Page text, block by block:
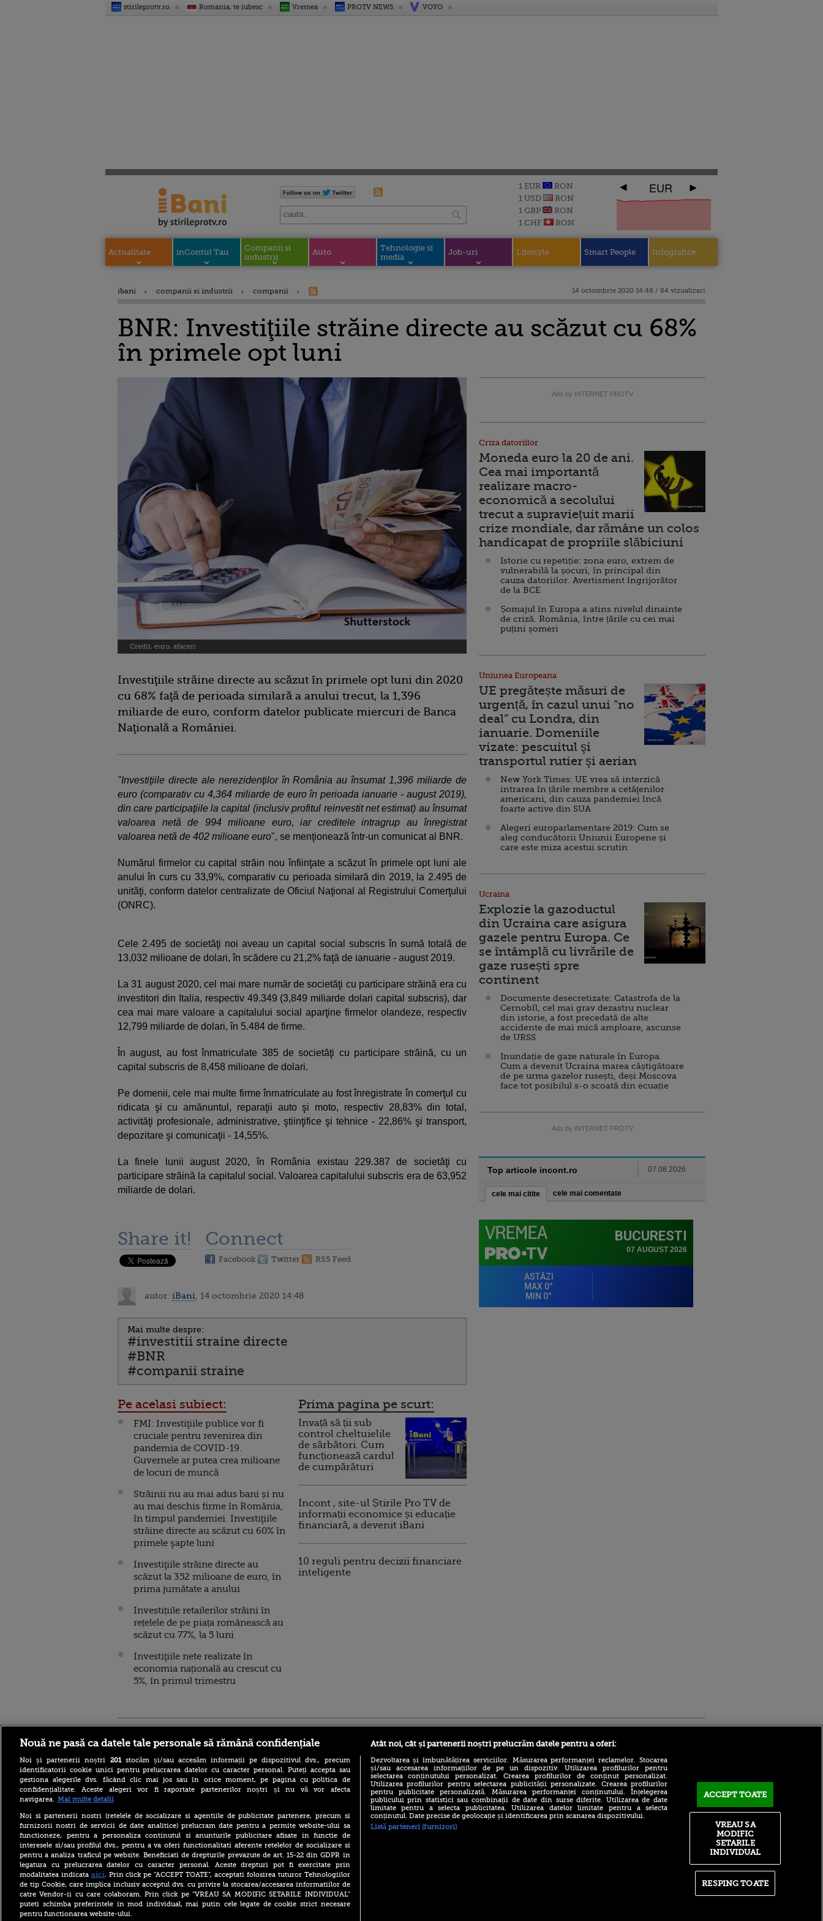
stirileprotv.ro Romania, te iubesc Vremea PROTV NEWS VOYO
1 EUR
RON
1 USD
RON
1 GBP
RON
1 CHF
RON
EUR
Actualitate inContul Tau
Companii si
industrii
Auto
Tehnologie si
media
Job-uri Lifestyle Smart People Infografice
ibani companii si industrii companii 14 octombrie 2020 14:48 / 84 vizualizari
BNR: Investiţiile străine directe au scăzut cu 68%
în primele opt luni
Credit, euro, afaceri
Investiţiile străine directe au scăzut în primele opt luni din 2020
cu 68% faţă de perioada similară a anului trecut, la 1,396
miliarde de euro, conform datelor publicate miercuri de Banca
Naţională a României.
"Investiţiile directe ale nerezidenţilor în România au însumat 1,396 miliarde de
euro (comparativ cu 4,364 miliarde de euro în perioada ianuarie - august 2019),
din care participaţiile la capital (inclusiv profitul reinvestit net estimat) au însumat
valoarea netă de 994 milioane euro, iar creditele intragrup au înregistrat
valoarea netă de 402 milioane euro", se menţionează într-un comunicat al BNR.
Numărul firmelor cu capital străin nou înfiinţate a scăzut în primele opt luni ale
anului în curs cu 33,9%, comparativ cu perioada similară din 2019, la 2.495 de
unităţi, conform datelor centralizate de Oficiul Naţional al Registrului Comerţului
(ONRC).
Cele 2.495 de societăţi noi aveau un capital social subscris în sumă totală de
13,032 milioane de dolari, în scădere cu 21,2% faţă de ianuarie - august 2019.
La 31 august 2020, cel mai mare număr de societăţi cu participare străină era cu
investitori din Italia, respectiv 49.349 (3,849 miliarde dolari capital subscris), dar
cea mai mare valoare a capitalului social aparţine firmelor olandeze, respectiv
12,799 miliarde de dolari, în 5.484 de firme.
În august, au fost înmatriculate 385 de societăţi cu participare străină, cu un
capital subscris de 8,458 milioane de dolari.
Pe domenii, cele mai multe firme înmatriculate au fost înregistrate în comerţul cu
ridicata şi cu amănuntul, reparaţii auto şi moto, respectiv 28,83% din total,
activităţi profesionale, administrative, ştiinţifice şi tehnice - 22,86% şi transport,
depozitare şi comunicaţii - 14,55%.
La finele lunii august 2020, în România existau 229.387 de societăţi cu
participare străină la capitalul social. Valoarea capitalului subscris era de 63,952
miliarde de dolari.
Share it! Connect
Facebook Twitter RSS Feed
autor: iBani , 14 octombrie 2020 14:48
Mai multe despre:
#investitii straine directe
#BNR
#companii straine
Pe acelasi subiect:
FMI: Investiţiile publice vor fi
cruciale pentru revenirea din
pandemia de COVID-19.
Guvernele ar putea crea milioane
de locuri de muncă
Străinii nu au mai adus bani și nu
au mai deschis firme în România,
în timpul pandemiei. Investiţiile
străine directe au scăzut cu 60% în
primele şapte luni
Investiţiile străine directe au
scăzut la 352 milioane de euro, în
prima jumătate a anului
Investițiile retailerilor străini în
rețelele de pe piața românească au
scăzut cu 77%, la 5 luni
Investiţiile nete realizate în
economia națională au crescut cu
5%, în primul trimestru
Prima pagina pe scurt:
Invață să ții sub
control cheltuielile
de sărbători. Cum
funcționează cardul
de cumpărături
Incont , site-ul Știrile Pro TV de
informații economice și educație
financiară, a devenit iBani
10 reguli pentru decizii financiare
inteligente
Ads by INTERNET PROTV
Criza datoriilor
Moneda euro la 20 de ani.
Cea mai importantă
realizare macro-
economică a secolului
trecut a supraviețuit marii
crize mondiale, dar rămâne un colos
handicapat de propriile slăbiciuni
Istorie cu repetiție: zona euro, extrem de
vulnerabilă la șocuri, în principal din
cauza datoriilor. Avertisment îngrijorător
de la BCE
Șomajul în Europa a atins nivelul dinainte
de criză. România, între țările cu cei mai
puțini șomeri
Uniunea Europeana
UE pregătește măsuri de
urgență, în cazul unui ”no
deal” cu Londra, din
ianuarie. Domeniile
vizate: pescuitul şi
transportul rutier şi aerian
New York Times: UE vrea să interzică
intrarea în țările membre a cetăţenilor
americani, din cauza pandemiei încă
foarte active din SUA
Alegeri europarlamentare 2019: Cum se
aleg conducătorii Uniunii Europene și
care este miza acestui scrutin
Ucraina
Explozie la gazoductul
din Ucraina care asigura
gazele pentru Europa. Ce
se întâmplă cu livrările de
gaze rusești spre
continent
Documente desecretizate: Catastrofa de la
Cernobîl, cel mai grav dezastru nuclear
din istorie, a fost precedată de alte
accidente de mai mică amploare, ascunse
de URSS
Inundație de gaze naturale în Europa.
Cum a devenit Ucraina marea câștigătoare
de pe urma gazelor rusești, deși Moscova
face tot posibilul s-o scoată din ecuație
Ads by INTERNET PROTV
Top articole incont.ro 07.08.2026
cele mai citite cele mai comentate
Riscuri în domeniul
energiei electrice (PSR).
Seceta, clasificată risc critic.
Ce măsuri ia statul
PSD îi răspunde lui Bolojan:
Menținerea centralelor pe
cărbune este obligatorie în
criza energetică
Pericol pentru turiști în
zona Padiș, pe traseele
turistice din Bihor. Au fost
(P) Descoperă Lumea
Evenimentelor din România
Mutare de ultimă oră în
Superligă! Mijlocașul s-a
0-0, pe VOYO SPORT 1. Start
Decalaj major între Stelele
Nouă ne pasă ca datele tale personale să rămână confidențiale
Noi și partenerii noștri 201stocăm și/sau accesăm informații pe dispozitivul dvs., precum
identificatorii cookie unici pentru prelucrarea datelor cu caracter personal. Puteți accepta sau
gestiona alegerile dvs. făcând clic mai jos sau în orice moment, pe pagina cu politica de
confidențialitate. Aceste alegeri vor fi raportate partenerilor noștri și nu vă vor afecta
navigarea. Mai multe detalii
Noi si partenerii nostri (retelele de socializare si agentiile de publicitate partenere, precum si
furnizorii nostri de servicii de date analitice) prelucram date pentru a permite website-ului sa
functioneze, pentru a personaliza continutul si anunturile publicitare afisate in functie de
interesele si/sau profilul dvs., pentru a va oferi functionalitati aferente retelelor de socializare si
pentru a analiza traficul pe website. Beneficiati de drepturile prevazute de art. 15-22 din GDPR in
legatura cu prelucrarea datelor cu caracter personal. Aceste drepturi pot fi exercitate prin
modalitatea indicata aici. Prin click pe “ACCEPT TOATE”, acceptati folosirea tuturor Tehnologiilor
de tip Cookie, care implica inclusiv acceptul dvs. cu privire la stocarea/accesarea informatiilor de
catre Vendor-ii cu care colaboram. Prin click pe “VREAU SA MODIFIC SETARILE INDIVIDUAL”
puteti schimba preferintele in mod individual, mai putin cele legate de cookie strict necesare
pentru functionarea website-ului.
Atât noi, cât și partenerii noștri prelucrăm datele pentru a oferi:
Dezvoltarea și îmbunătățirea serviciilor. Măsurarea performanței reclamelor. Stocarea
și/sau accesarea informațiilor de pe un dispozitiv. Utilizarea profilurilor pentru
selectarea conținutului personalizat. Crearea profilurilor de conținut personalizat.
Utilizarea profilurilor pentru selectarea publicității personalizate. Crearea profilurilor
pentru publicitate personalizată. Măsurarea performanței conținutului. Înțelegerea
publicului prin statistici sau combinații de date din surse diferite. Utilizarea de date
limitate pentru a selecta publicitatea. Utilizarea datelor limitate pentru a selecta
conținutul. Date precise de geolocație și identificarea prin scanarea dispozitivului.
Listă parteneri (furnizori)
ACCEPT TOATE
RESPING TOATE
VREAU SA
MODIFIC
SETARILE
INDIVIDUAL